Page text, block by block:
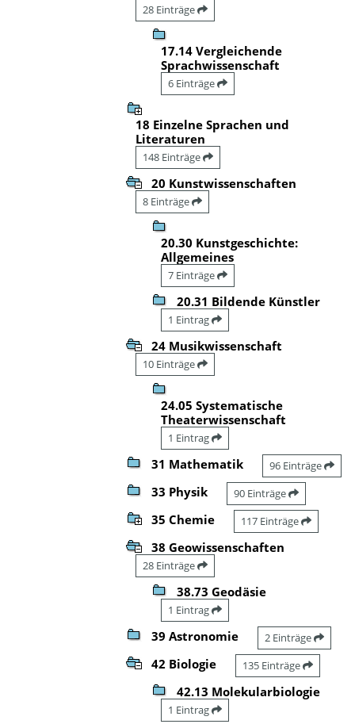
28 Einträge
17.14 Vergleichende
Sprachwissenschaft
6 Einträge
18 Einzelne Sprachen und
Literaturen
148 Einträge
20 Kunstwissenschaften
8 Einträge
20.30 Kunstgeschichte:
Allgemeines
7 Einträge
20.31 Bildende Künstler
1 Eintrag
24 Musikwissenschaft
10 Einträge
24.05 Systematische
Theaterwissenschaft
1 Eintrag
31 Mathematik 96 Einträge
33 Physik 90 Einträge
35 Chemie 117 Einträge
38 Geowissenschaften
28 Einträge
38.73 Geodäsie
1 Eintrag
39 Astronomie 2 Einträge
42 Biologie 135 Einträge
42.13 Molekularbiologie
1 Eintrag